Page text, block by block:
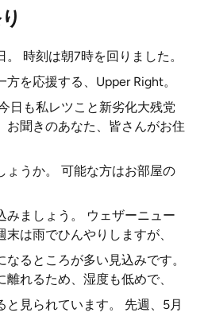
時刻は朝7時を回りました。
を応援する、Upper Right。
日も私レツこと新劣化大残党
お聞きのあなた、皆さんがお住
ょうか。 可能な方はお部屋の
みましょう。 ウェザーニュー
は雨でひんやりしますが、
るところが多い見込みです。
れるため、湿度も低めで、
と見られています。 先週、5月